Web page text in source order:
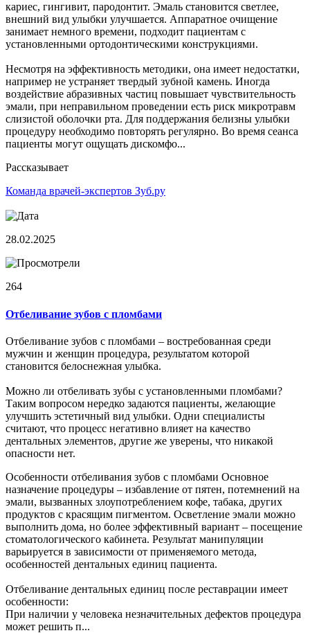
кариес, гингивит, пародонтит. Эмаль становится светлее,
внешний вид улыбки улучшается. Аппаратное очищение
занимает немного времени, подходит пациентам с
установленными ортодонтическими конструкциями.
Несмотря на эффективность методики, она имеет недостатки,
например не устраняет твердый зубной камень. Иногда
воздействие абразивных частиц повышает чувствительность
эмали, при неправильном проведении есть риск микротравм
слизистой оболочки рта. Для поддержания белизны улыбки
процедуру необходимо повторять регулярно. Во время сеанса
пациенты могут ощущать дискомфо...
Рассказывает
Команда врачей-экспертов Зуб.ру
28.02.2025
264
Отбеливание зубов с пломбами
Отбеливание зубов с пломбами – востребованная среди
мужчин и женщин процедура, результатом которой
становится белоснежная улыбка.
Можно ли отбеливать зубы с установленными пломбами?
Таким вопросом нередко задаются пациенты, желающие
улучшить эстетичный вид улыбки. Одни специалисты
считают, что процесс негативно влияет на качество
дентальных элементов, другие же уверены, что никакой
опасности нет.
Особенности отбеливания зубов с пломбами Основное
назначение процедуры – избавление от пятен, потемнений на
эмали, вызванных злоупотреблением кофе, табака, других
продуктов с красящим пигментом. Осветление эмали можно
выполнить дома, но более эффективный вариант – посещение
стоматологического кабинета. Результат манипуляции
варьируется в зависимости от применяемого метода,
особенностей дентальных единиц пациента.
Отбеливание дентальных единиц после реставрации имеет
особенности:
При наличии у человека незначительных дефектов процедура
может решить п...